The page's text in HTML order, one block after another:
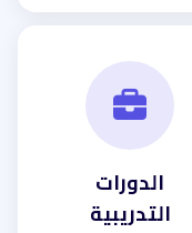
الدورات
التدريبية